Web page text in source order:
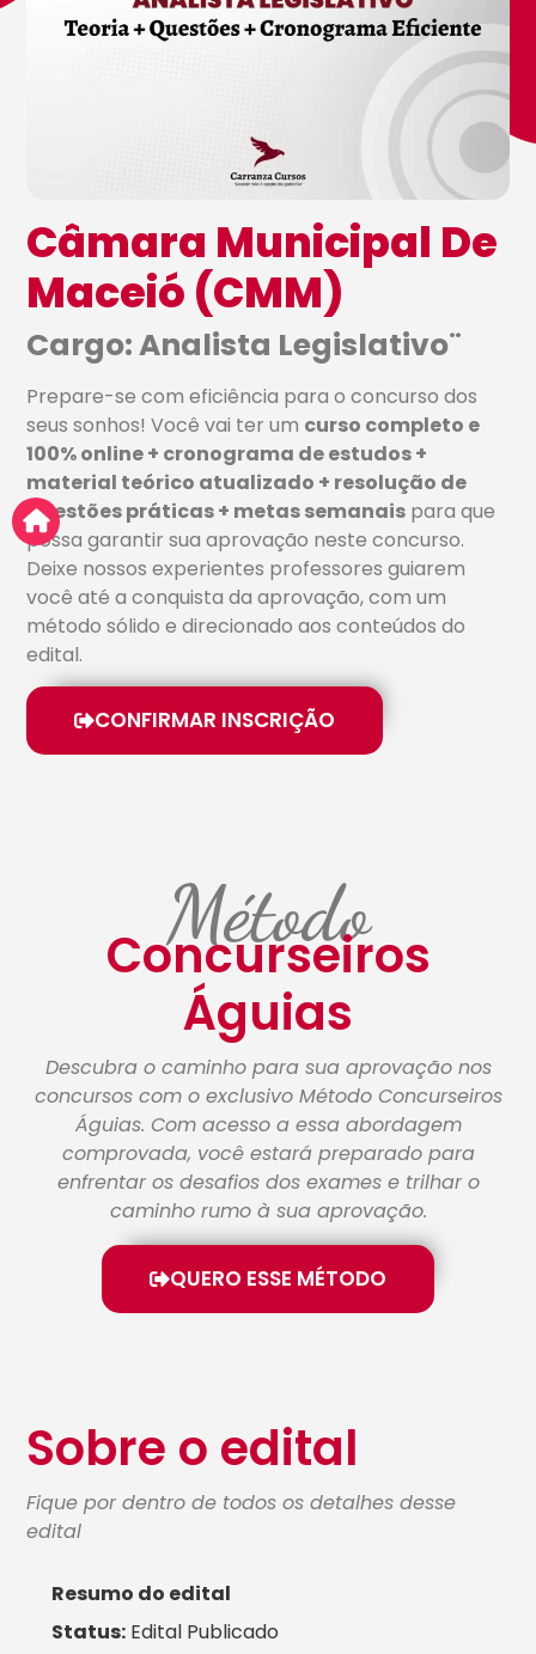
Câmara Municipal De
Maceió (CMM)
Cargo: Analista Legislativo¨
Prepare-se com eficiência para o concurso dos
seus sonhos! Você vai ter um curso completo e
100% online + cronograma de estudos +
material teórico atualizado + resolução de
questões práticas + metas semanais para que
possa garantir sua aprovação neste concurso.
Deixe nossos experientes professores guiarem
você até a conquista da aprovação, com um
método sólido e direcionado aos conteúdos do
edital.
CONFIRMAR INSCRIÇÃO
Método
Concurseiros
Águias
Descubra o caminho para sua aprovação nos
concursos com o exclusivo Método Concurseiros
Águias. Com acesso a essa abordagem
comprovada, você estará preparado para
enfrentar os desafios dos exames e trilhar o
caminho rumo à sua aprovação.
QUERO ESSE MÉTODO
Sobre o edital
Fique por dentro de todos os detalhes desse
edital
Resumo do edital
Status:Edital Publicado